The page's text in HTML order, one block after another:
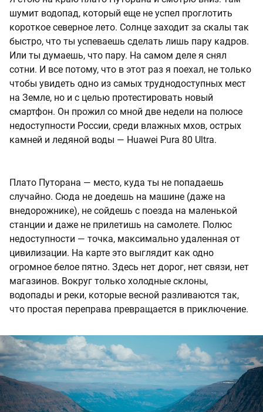
шумит водопад, который еще не успел проглотить
короткое северное лето. Солнце заходит за скалы так
быстро, что ты успеваешь сделать лишь пару кадров.
Или ты думаешь, что пару. На самом деле я снял
сотни. И все потому, что в этот раз я поехал, не только
чтобы увидеть одно из самых труднодоступных мест
на Земле, но и с целью протестировать новый
смартфон. Он прожил со мной две недели на полюсе
недоступности России, среди влажных мхов, острых
камней и ледяной воды — Huawei Pura 80 Ultra.
Плато Путорана — место, куда ты не попадаешь
случайно. Сюда не доедешь на машине (даже на
внедорожнике), не сойдешь с поезда на маленькой
станции и даже не прилетишь на самолете. Полюс
недоступности — точка, максимально удаленная от
цивилизации. На карте это выглядит как одно
огромное белое пятно. Здесь нет дорог, нет связи, нет
магазинов. Вокруг только холодные склоны,
водопады и реки, которые весной разливаются так,
что простая переправа превращается в приключение.